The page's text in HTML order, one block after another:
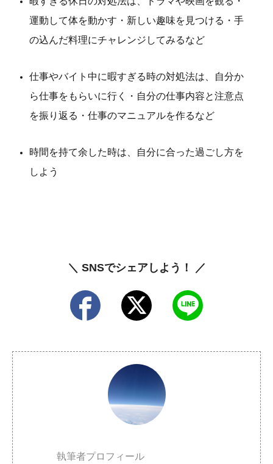
運動して体を動かす・新しい趣味を見つける・手
の込んだ料理にチャレンジしてみるなど
仕事やバイト中に暇すぎる時の対処法は、自分か
ら仕事をもらいに行く・自分の仕事内容と注意点
を振り返る・仕事のマニュアルを作るなど
時間を持て余した時は、自分に合った過ごし方を
しよう
＼ SNSでシェアしよう！ ／
執筆者プロフィール